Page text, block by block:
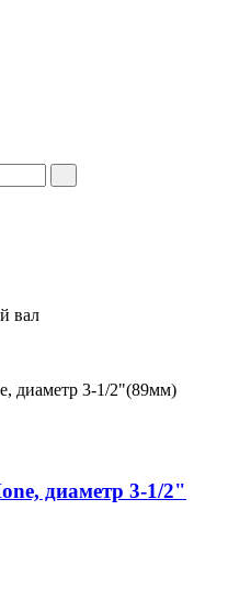
вал
диаметр 3-1/2"